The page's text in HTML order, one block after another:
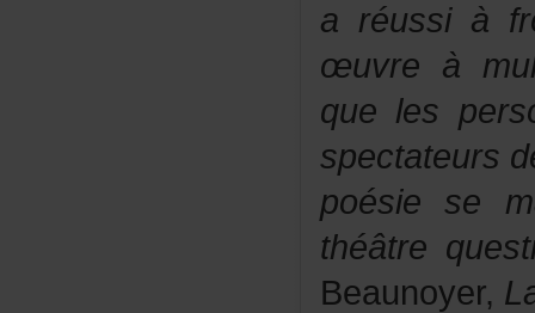
Beaunoyer,